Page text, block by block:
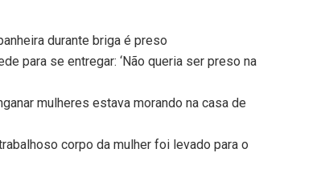
durante briga é preso
para se entregar: ‘Não queria ser preso na
mulheres estava morando na casa de
corpo da mulher foi levado para o